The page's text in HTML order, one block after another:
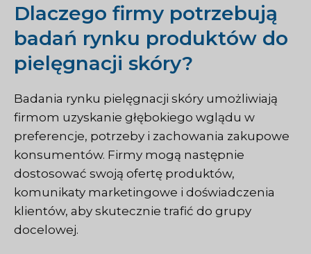
Dlaczego firmy potrzebują
badań rynku produktów do
pielęgnacji skóry?
Badania rynku pielęgnacji skóry umożliwiają
firmom uzyskanie głębokiego wglądu w
preferencje, potrzeby i zachowania zakupowe
konsumentów. Firmy mogą następnie
dostosować swoją ofertę produktów,
komunikaty marketingowe i doświadczenia
klientów, aby skutecznie trafić do grupy
docelowej.